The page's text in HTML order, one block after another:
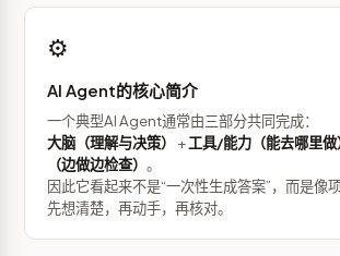
⚙️
AI Agent的核心简介
一个典型AI Agent通常由三部分共同完成：
大脑（理解与决策）
+工具/能力（能去哪里做
（边做边检查） 。
因此它看起来不是“一次性生成答案”，而是像
先想清楚，再动手，再核对。